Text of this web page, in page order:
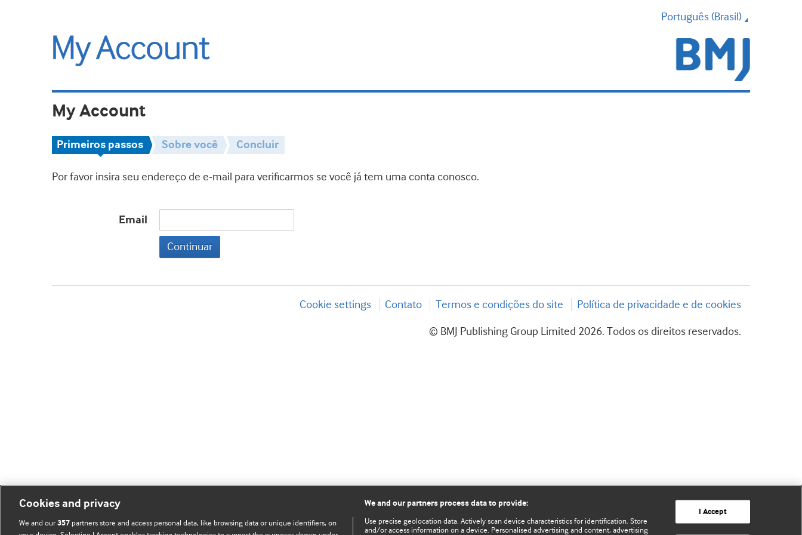
Português (Brasil)
My Account
Primeiros passos Sobre você Concluir
Por favor insira seu endereço de e-mail para verificarmos se você já tem uma conta conosco.
Email
Continuar
Cookie settings Contato Termos e condições do site Política de privacidade e de cookies
© BMJ Publishing Group Limited 2026. Todos os direitos reservados.
Cookies and privacy
We and our357 partners store and access personal data, like browsing data or unique identifiers, on
We and our partners process data to provide:
Use precise geolocation data. Actively scan device characteristics for identification. Store
and/or access information on a device. Personalised advertising and content, advertising
I Accept